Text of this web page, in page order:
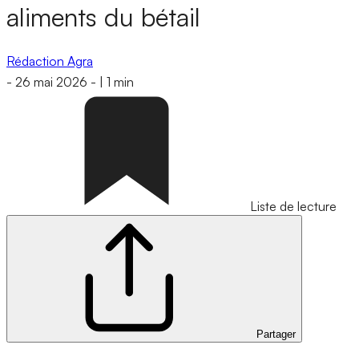
aliments du bétail
Rédaction Agra
- 26 mai 2026 - 1 min
Liste de lecture
Partager